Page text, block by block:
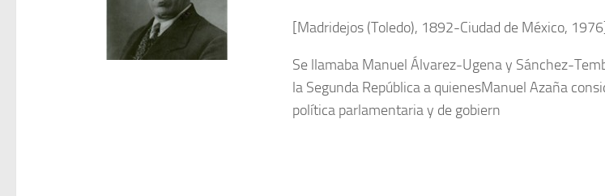
[Madridejos (Toledo), 1892-Ciudad de México,
Se llamaba Manuel Álvarez-Ugena y Sánchez-
la Segunda República a quienesManuel Azaña
política parlamentaria y de gobiern